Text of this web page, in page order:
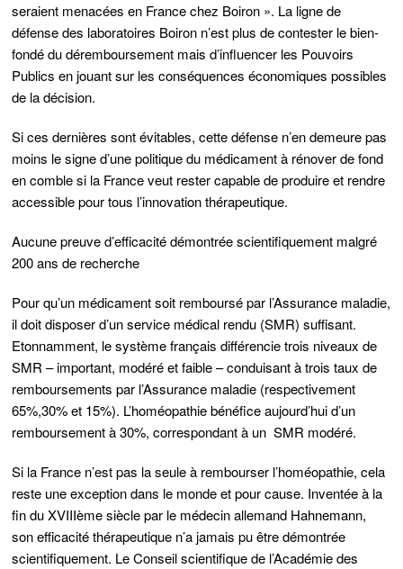
seraient menacées en France chez Boiron ». La ligne de
défense des laboratoires Boiron n’est plus de contester le bien-
fondé du déremboursement mais d’influencer les Pouvoirs
Publics en jouant sur les conséquences économiques possibles
de la décision.
Si ces dernières sont évitables, cette défense n’en demeure pas
moins le signe d’une politique du médicament à rénover de fond
en comble si la France veut rester capable de produire et rendre
accessible pour tous l’innovation thérapeutique.
Aucune preuve d’efficacité démontrée scientifiquement malgré
200 ans de recherche
Pour qu’un médicament soit remboursé par l’Assurance maladie,
il doit disposer d’un service médical rendu (SMR) suffisant.
Etonnamment, le système français différencie trois niveaux de
SMR – important, modéré et faible – conduisant à trois taux de
remboursements par l’Assurance maladie (respectivement
65%,30% et 15%). L’homéopathie bénéfice aujourd’hui d’un
remboursement à 30%, correspondant à un SMR modéré.
Si la France n’est pas la seule à rembourser l’homéopathie, cela
reste une exception dans le monde et pour cause. Inventée à la
fin du XVIIIème siècle par le médecin allemand Hahnemann,
son efficacité thérapeutique n’a jamais pu être démontrée
scientifiquement. Le Conseil scientifique de l’Académie des